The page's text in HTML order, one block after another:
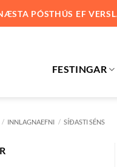
PÓSTHÚS EF
FESTINGAR
/ INNLAGNAEFNI / SÍÐASTI SÉNS